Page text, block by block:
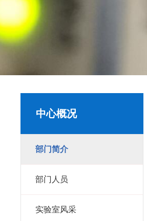
中心概况
部门简介
部门人员
实验室风采